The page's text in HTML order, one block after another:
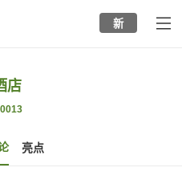
新
店
亮点